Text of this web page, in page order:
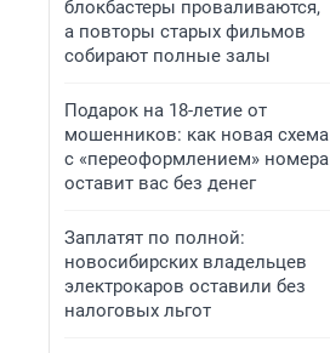
блокбастеры проваливаются,
а повторы старых фильмов
собирают полные залы
Подарок на 18-летие от
мошенников: как новая схема
с «переоформлением» номера
оставит вас без денег
Заплатят по полной:
новосибирских владельцев
электрокаров оставили без
налоговых льгот